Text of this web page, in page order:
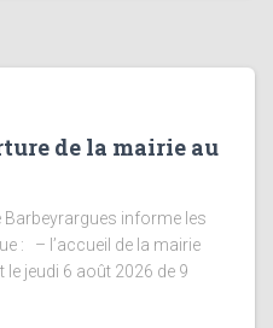
de la mairie au
Barbeyrargues informe les
: – l’accueil de la mairie
jeudi 6 août 2026 de 9